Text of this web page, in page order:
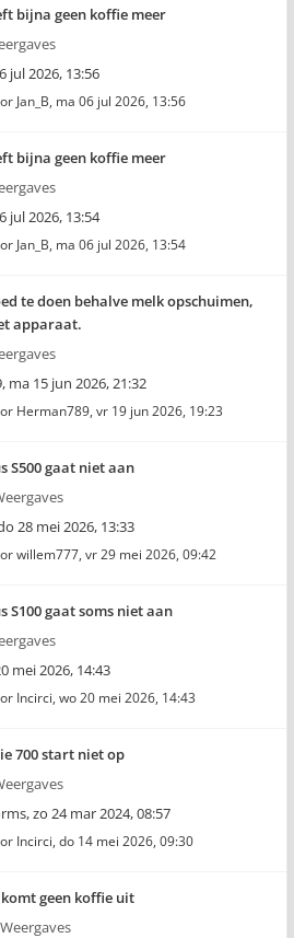
bijna geen koffie meer
jul 2026, 13:56
Jan_B, ma 06 jul 2026, 13:56
bijna geen koffie meer
jul 2026, 13:54
Jan_B, ma 06 jul 2026, 13:54
te doen behalve melk opschuimen,
apparaat.
, ma 15 jun 2026, 21:32
Herman789, vr 19 jun 2026, 19:23
S500 gaat niet aan
28 mei 2026, 13:33
willem777, vr 29 mei 2026, 09:42
S100 gaat soms niet aan
mei 2026, 14:43
Incirci, wo 20 mei 2026, 14:43
700 start niet op
,zo 24 mar 2024, 08:57
Incirci, do 14 mei 2026, 09:30
komt geen koffie uit